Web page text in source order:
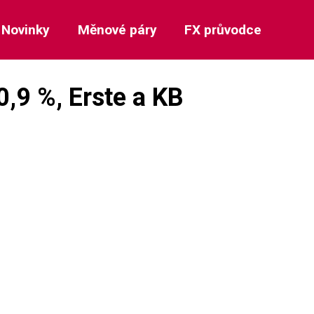
Novinky Měnové páry FX průvodce
%, Erste a KB